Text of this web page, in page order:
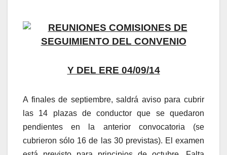
REUNIONES COMISIONES DE
SEGUIMIENTO DEL CONVENIO
Y DEL ERE 04/09/14
A finales de septiembre, saldrá aviso para cubrir
las 14 plazas de conductor que se quedaron
pendientes en la anterior convocatoria (se
cubrieron sólo 16 de las 30 previstas). El examen